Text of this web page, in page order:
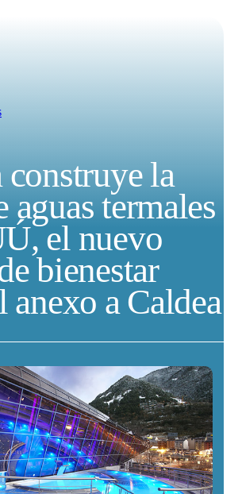
la
aguas termales
el nuevo
bienestar
anexo a Caldea